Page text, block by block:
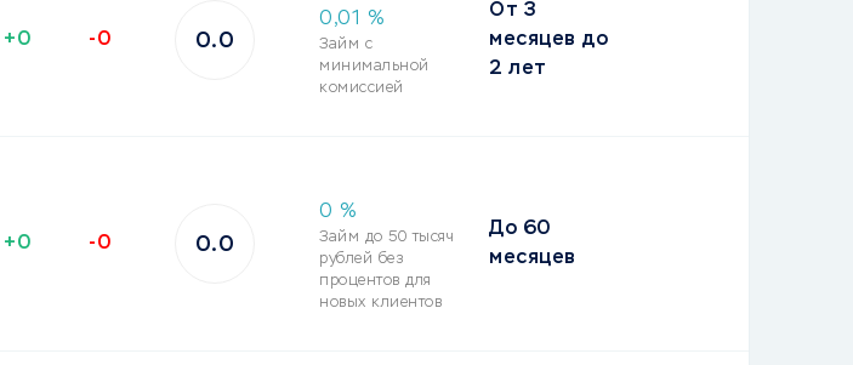
+0 -0 0.0
0,01 %
Займ с
минимальной
комиссией
От 3
месяцев до
2 лет
+0 -0 0.0
0 %
Займ до 50 тысяч
рублей без
процентов для
новых клиентов
До 60
месяцев